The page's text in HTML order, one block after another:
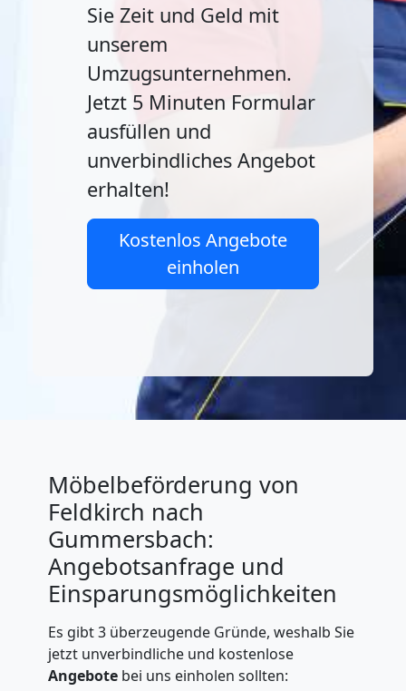
Sie Zeit und Geld mit
unserem
Umzugsunternehmen.
Jetzt 5 Minuten Formular
ausfüllen und
unverbindliches Angebot
erhalten!
Kostenlos Angebote
einholen
Möbelbeförderung von
Feldkirch nach
Gummersbach:
Angebotsanfrage und
Einsparungsmöglichkeiten
Es gibt 3 überzeugende Gründe, weshalb Sie
jetzt unverbindliche und kostenlose
Angebotebei uns einholen sollten: